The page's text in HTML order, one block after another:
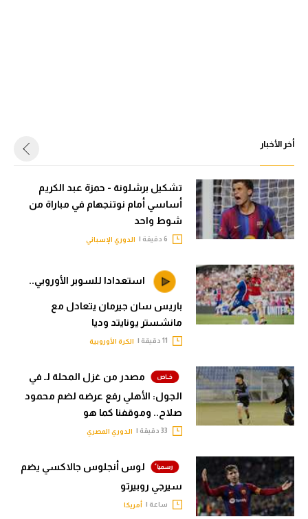
أخر الأخبار
تشكيل برشلونة - حمزة عبد الكريم
أساسي أمام نوتنجهام في مباراة من
شوط واحد
الدوري الإسباني
استعدادا للسوبر الأوروبي..
باريس سان جيرمان يتعادل مع
مانشستر يونايتد وديا
الكرة الأوروبية
مصدر من غزل المحلة لـ في
الجول: الأهلي رفع عرضه لضم محمود
صلاح.. وموقفنا كما هو
الدوري المصري
لوس أنجلوس جالاكسي يضم
سيرجي روبيرتو
ساعة | أمريكا